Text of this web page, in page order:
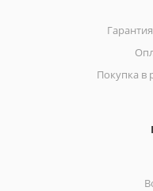
Покупка в